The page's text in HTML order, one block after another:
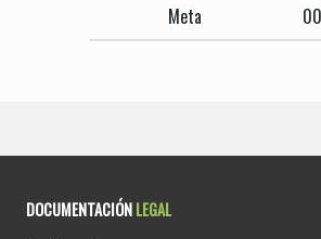
Meta
DOCUMENTACIÓNLEGAL